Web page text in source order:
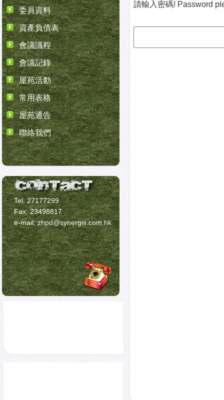
委員資料
資產負債表
會議議程
會議記錄
屋苑活動
常用表格
屋苑通告
聯絡我們
Tel: 27177299
Fax: 23498817
e-mail: zhpd@synergis.com.hk
請輸入密碼! Password